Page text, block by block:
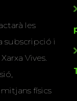
les
subscripció i
Vives.
físics